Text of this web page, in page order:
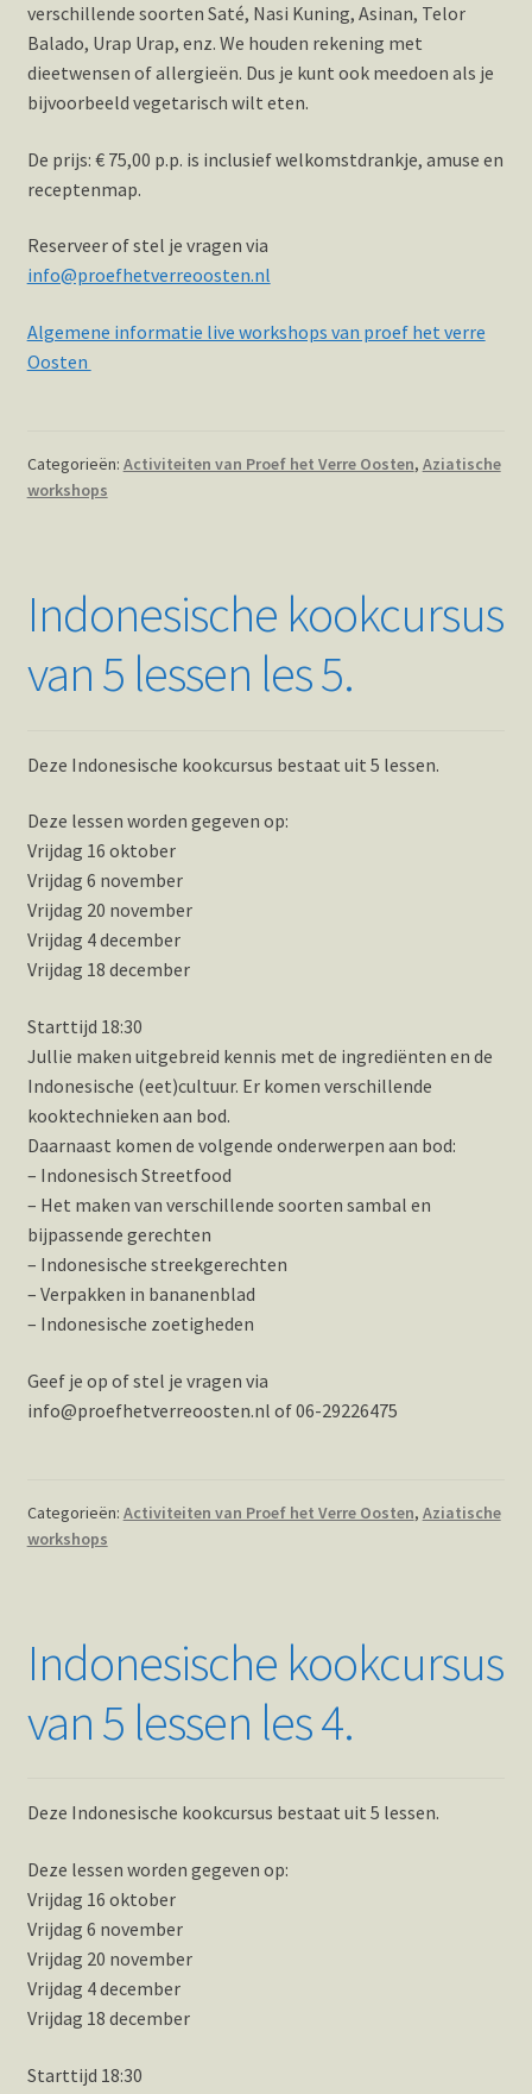
verschillende soorten Saté, Nasi Kuning, Asinan, Telor
Balado, Urap Urap, enz. We houden rekening met
dieetwensen of allergieën. Dus je kunt ook meedoen als je
bijvoorbeeld vegetarisch wilt eten.
De prijs: € 75,00 p.p. is inclusief welkomstdrankje, amuse en
receptenmap.
Reserveer of stel je vragen via
info@proefhetverreoosten.nl
Algemene informatie live workshops van proef het verre
Oosten
Categorieën: Activiteiten van Proef het Verre Oosten, Aziatische
workshops
Indonesische kookcursus
van 5 lessen les 5.
Deze Indonesische kookcursus bestaat uit 5 lessen.
Deze lessen worden gegeven op:
Vrijdag 16 oktober
Vrijdag 6 november
Vrijdag 20 november
Vrijdag 4 december
Vrijdag 18 december
Starttijd 18:30
Jullie maken uitgebreid kennis met de ingrediënten en de
Indonesische (eet)cultuur. Er komen verschillende
kooktechnieken aan bod.
Daarnaast komen de volgende onderwerpen aan bod:
– Indonesisch Streetfood
– Het maken van verschillende soorten sambal en
bijpassende gerechten
– Indonesische streekgerechten
– Verpakken in bananenblad
– Indonesische zoetigheden
Geef je op of stel je vragen via
info@proefhetverreoosten.nl of 06-29226475
Categorieën: Activiteiten van Proef het Verre Oosten, Aziatische
workshops
Indonesische kookcursus
van 5 lessen les 4.
Deze Indonesische kookcursus bestaat uit 5 lessen.
Deze lessen worden gegeven op:
Vrijdag 16 oktober
Vrijdag 6 november
Vrijdag 20 november
Vrijdag 4 december
Vrijdag 18 december
Starttijd 18:30